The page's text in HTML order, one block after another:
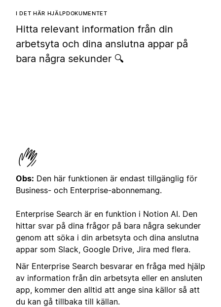
I DET HÄR HJÄLPDOKUMENTET
Hitta relevant information från din
arbetsyta och dina anslutna appar på
bara några sekunder 🔍
Obs: Den här funktionen är endast tillgänglig för
Business- och Enterprise-abonnemang.
Enterprise Search är en funktion i Notion AI. Den
hittar svar på dina frågor på bara några sekunder
genom att söka i din arbetsyta och dina anslutna
appar som Slack, Google Drive, Jira med flera.
När Enterprise Search besvarar en fråga med hjälp
av information från din arbetsyta eller en ansluten
app, kommer den alltid att ange sina källor så att
du kan gå tillbaka till källan.